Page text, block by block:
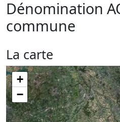
Dénomination
commune
La carte
+
−